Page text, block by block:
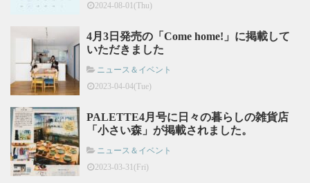
2024-08-01(Thu)
4月3日発売の「Come home!」に掲載して
いただきました
ニュース＆イベント
2023-04-04(Tue)
PALETTE4月号に日々の暮らしの雑貨店
「小さい森」が掲載されました。
ニュース＆イベント
2023-03-31(Fri)